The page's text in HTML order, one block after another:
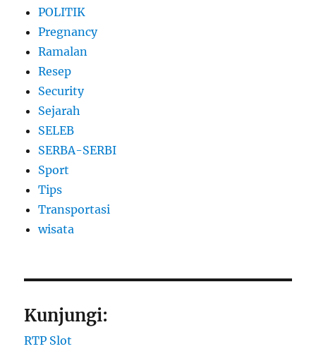
POLITIK
Pregnancy
Ramalan
Resep
Security
Sejarah
SELEB
SERBA-SERBI
Sport
Tips
Transportasi
wisata
Kunjungi:
RTP Slot